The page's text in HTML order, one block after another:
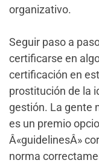
organizativo.
Seguir paso a
certificarse en
certificación en
prostitución de la
gestión. La gente
es un premio
Â«guidelinesÂ»
norma